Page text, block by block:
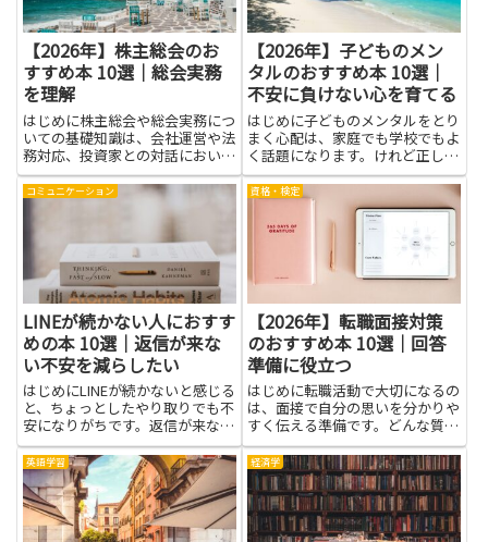
【2026年】株主総会のお
すすめ本 10選｜総会実務
を理解
はじめに株主総会や総会実務につ
いての基礎知識は、会社運営や法
務対応、投資家との対話において
とても役立ちます。議事運営や招
集手続き、議決権の扱いといった
基本を知ることで、事前準備がス
ムーズになりトラブルを減らせま
す。役員や事務担当者は議案作
【2026年】子どものメン
タルのおすすめ本 10選｜
不安に負けない心を育てる
はじめに子どものメンタルをとり
まく心配は、家庭でも学校でもよ
く話題になります。けれど正しい
本を選ぶと、子ども自身の気持ち
と向き合う力がそっと育ち、家族
の会話もやさしくなります。親や
先生が読み聞かせの時間を作る
と、安心感と信頼感が生まれ、困
コミュニケーション
LINEが続かない人におすす
めの本 10選｜返信が来な
い不安を減らしたい
はじめにLINEが続かないと感じる
と、ちょっとしたやり取りでも不
安になりがちです。返信が来ない
ときの焦りや心配は、多くの場
合、相手の事情やメッセージの伝
え方の違いから生まれます。本で
学べるのは、言葉の選び方や絵文
字や改行の使い方といった具体...
資格・検定
【2026年】転職面接対策
のおすすめ本 10選｜回答
準備に役立つ
はじめに転職活動で大切になるの
は、面接で自分の思いを分かりや
すく伝える準備です。どんな質問
が来るか想像し、答え方の流れを
つくることで、緊張をやわらげる
効果があります。この記事は、転
職面接対策に役立つ本を紹介しま
す。読みやすい文章と具体的な
例...
英語学習 経済学